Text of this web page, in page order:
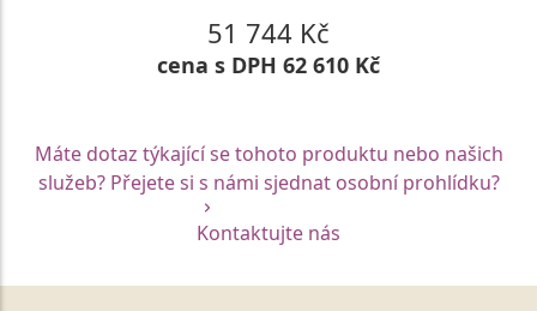
51 744 Kč
cena s DPH 62 610 Kč
Máte dotaz týkající se tohoto produktu nebo našich
služeb? Přejete si s námi sjednat osobní prohlídku?
Kontaktujte nás